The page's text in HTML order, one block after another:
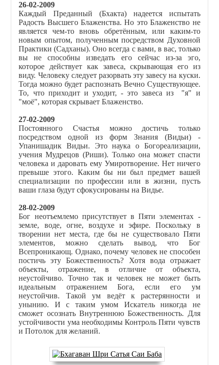
26-02-2009
Каждый Преданный (Бхакта) надеется испытать
Радость Высшего Блаженства. Но это Блаженство не
является чем-то вновь обретённым, или каким-то
новым опытом, полученным посредством Духовной
Практики (Садханы). Оно всегда с вами, в вас, только
вы не способны изведать его сейчас из-за эго,
которое действует как завеса, скрывающая его из
виду. Человеку следует разорвать эту завесу на куски.
Тогда можно будет распознать Вечно Существующее.
То, что приходит и уходит, - это завеса из "я" и
"моё", которая скрывает Блаженство.
27-02-2009
Постоянного Счастья можно достичь только
посредством одной из форм Знания (Видьи) -
Упанишадик Видьи. Это наука о Богореализации,
учения Мудрецов (Риши). Только она может спасти
человека и даровать ему Умиротворение. Нет ничего
превыше этого. Каким бы ни был предмет вашей
специализации по профессии или в жизни, пусть
ваши глаза будут сфокусированы на Видье.
28-02-2009
Бог неотъемлемо присутствует в Пяти элементах -
земле, воде, огне, воздухе и эфире. Поскольку в
творении нет места, где бы не существовало Пяти
элементов, можно сделать вывод, что Бог
Всепроникающ. Однако, почему человек не способен
постичь эту Божественность? Хотя вода отражает
объекты, отражение, в отличие от объекта,
неустойчиво. Точно так и человек не может быть
идеальным отражением Бога, если его ум
неустойчив. Такой ум ведёт к растерянности и
унынию. И с таким умом Искатель никогда не
сможет осознать Внутреннюю Божественность. Для
устойчивости ума необходимы Контроль Пяти чувств
и Потолок для желаний.